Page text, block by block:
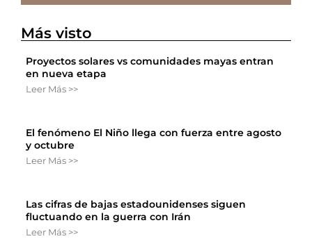
Más visto
Proyectos solares vs comunidades mayas entran
en nueva etapa
Leer Más >>
El fenómeno El Niño llega con fuerza entre agosto
y octubre
Leer Más >>
Las cifras de bajas estadounidenses siguen
fluctuando en la guerra con Irán
Leer Más >>